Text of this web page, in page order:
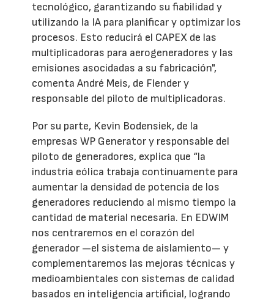
tecnológico, garantizando su fiabilidad y
utilizando la IA para planificar y optimizar los
procesos. Esto reducirá el CAPEX de las
multiplicadoras para aerogeneradores y las
emisiones asocidadas a su fabricación",
comenta André Meis, de Flender y
responsable del piloto de multiplicadoras.
Por su parte, Kevin Bodensiek, de la
empresas WP Generator y responsable del
piloto de generadores, explica que “la
industria eólica trabaja continuamente para
aumentar la densidad de potencia de los
generadores reduciendo al mismo tiempo la
cantidad de material necesaria. En EDWIM
nos centraremos en el corazón del
generador —el sistema de aislamiento— y
complementaremos las mejoras técnicas y
medioambientales con sistemas de calidad
basados en inteligencia artificial, logrando